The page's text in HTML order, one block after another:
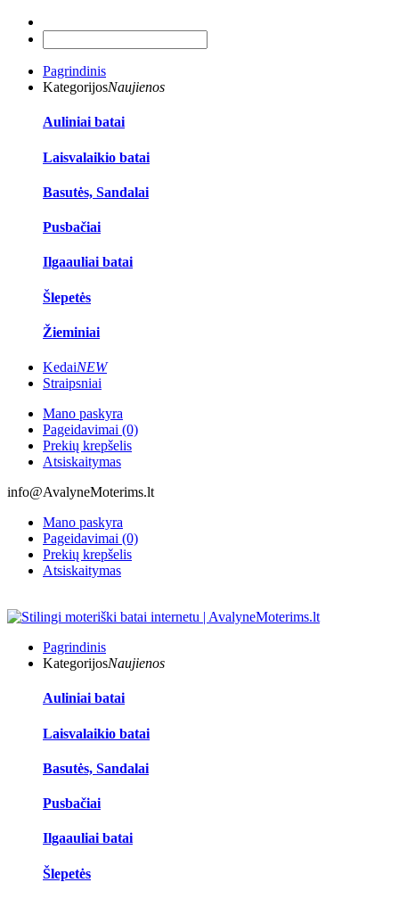
Pagrindinis
KategorijosNaujienos
Auliniai batai
Laisvalaikio batai
Basutės, Sandalai
Pusbačiai
Ilgaauliai batai
Šlepetės
Žieminiai
KedaiNEW
Straipsniai
Mano paskyra
Pageidavimai (0)
Prekių krepšelis
Atsiskaitymas
info@AvalyneMoterims.lt
Mano paskyra
Pageidavimai (0)
Prekių krepšelis
Atsiskaitymas
Pagrindinis
KategorijosNaujienos
Auliniai batai
Laisvalaikio batai
Basutės, Sandalai
Pusbačiai
Ilgaauliai batai
Šlepetės